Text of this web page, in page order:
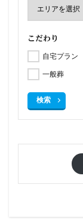
こだわり
自宅プラン
一般葬
検索